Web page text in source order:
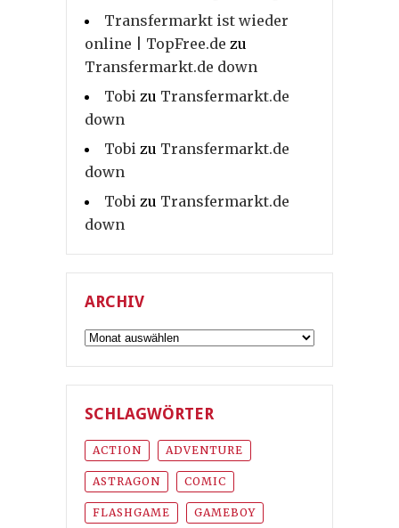
Transfermarkt ist wieder
online | TopFree.de zu
Transfermarkt.de down
Tobi zu Transfermarkt.de
down
Tobi zu Transfermarkt.de
down
Tobi zu Transfermarkt.de
down
ARCHIV
Archiv
SCHLAGWÖRTER
ACTION ADVENTURE
ASTRAGON COMIC
FLASHGAME GAMEBOY